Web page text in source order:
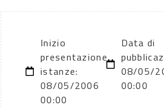
Inizio
presentazione
istanze:
08/05/2006
00:00
Data di
08/05/
00:00